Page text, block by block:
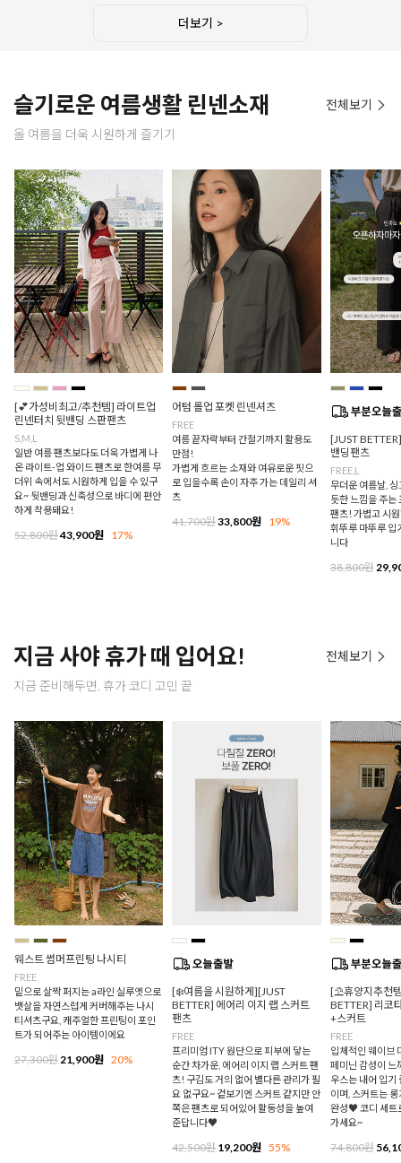
더보기 >
슬기로운 여름생활 린넨소재
올 여름을 더욱 시원하게 즐기기
전체보기
[💕가성비최고/추천템] 라이트업
린넨터치 뒷밴딩 스판팬츠
S,M,L
일반 여름 팬츠보다도 더욱 가볍게 나
온 라이트-업 와이드 팬츠로 한여름 무
더위 속에서도 시원하게 입을 수 있구
요~ 뒷밴딩과 신축성으로 바디에 편안
하게 착용돼요!
52,800원43,900원 17%
어텀 롤업 포켓 린넨셔츠
FREE
여름 끝자락부터 간절기까지 활용도
만점!
가볍게 흐르는 소재와 여유로운 핏으
로 입을수록 손이 자주 가는 데일리 셔
츠
41,700원33,800원 19%
[JUST
밴딩팬츠
FREE,L
무더운 여름날,
듯한 느낌을 주는
팬츠! 가볍고 시
휘뚜루 마뚜루 입
니다
38,800원
지금 사야 휴가 때 입어요!
지금 준비해두면, 휴가 코디 고민 끝
전체보기
웨스트 썸머프린팅 나시티
FREE
밑으로 살짝 퍼지는 a라인 실루엣으로
뱃살을 자연스럽게 커버해주는 나시
티셔츠구요, 캐주얼한 프린팅이 포인
트가 되어주는 아이템이에요
27,300원 21,900원 20%
[❄️여름을 시원하게][JUST
BETTER] 에어리 이지 랩 스커트
팬츠
FREE
프리미엄 ITY 원단으로 피부에 닿는
순간 차가운, 에어리 이지 랩 스커트 팬
츠! 구김도 거의 없어 별다른 관리가 필
요 없구요~ 겉보기엔 스커트 같지만 안
쪽은 팬츠로 되어있어 활동성을 높여
준답니다♥
42,500원19,200원 55%
[⛱️휴양지추천
BETTER] 리코
+스커트
FREE
입체적인 웨이브
페미닌 감성이 느
우스는 내어 입기
이며, 스커트는
완성♥ 코디 세트
가세요~
74,800원